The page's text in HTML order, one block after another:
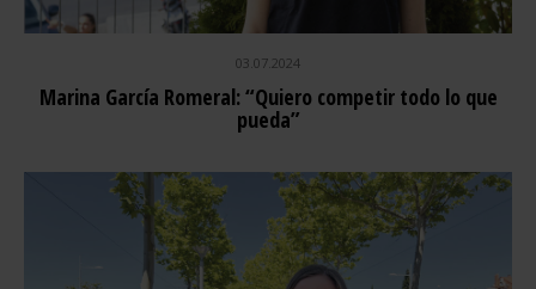
03.07.2024
Marina García Romeral: “Quiero competir todo lo que
pueda”